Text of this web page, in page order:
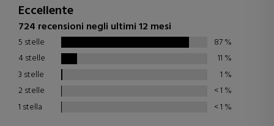
Eccellente
724 recensioni negli ultimi 12 mesi
5 stelle 87%
4 stelle
11 %
3 stelle
1 %
2 stelle
< 1 %
1 stella
< 1 %